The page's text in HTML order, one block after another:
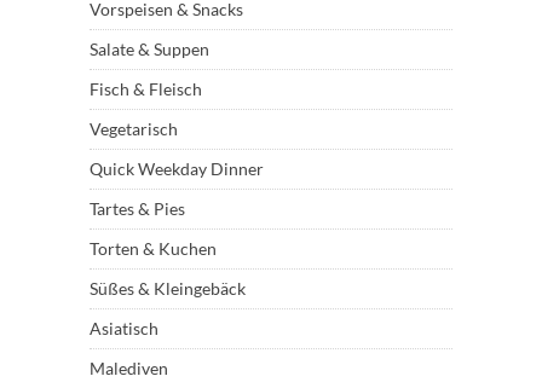
Vorspeisen & Snacks
Salate & Suppen
Fisch & Fleisch
Vegetarisch
Quick Weekday Dinner
Tartes & Pies
Torten & Kuchen
Süßes & Kleingebäck
Asiatisch
Malediven